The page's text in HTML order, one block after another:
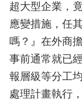
超大型企業，
應變措施，任
嗎？』在外商
事前通常就已
報層級等分工
處理計畫執行